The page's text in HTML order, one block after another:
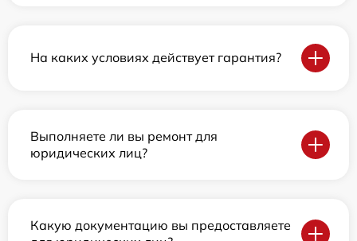
На каких условиях действует гарантия?
Выполняете ли вы ремонт для
юридических лиц?
Какую документацию вы предоставляете